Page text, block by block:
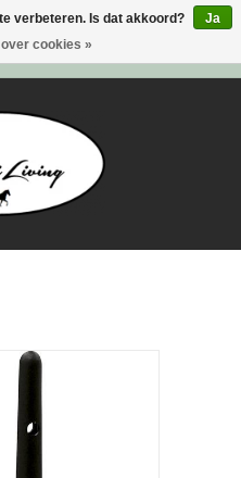
verbeteren. Is dat akkoord?
Ja
over cookies »